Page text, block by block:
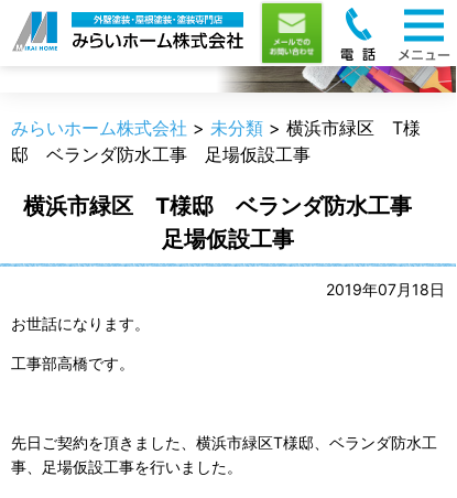
職人のうんちく
みらいホーム株式会社 > 未分類 > 横浜市緑区 T様
邸 ベランダ防水工事 足場仮設工事
横浜市緑区 T様邸 ベランダ防水工事
足場仮設工事
2019年07月18日
お世話になります。
工事部高橋です。
先日ご契約を頂きました、横浜市緑区T様邸、ベランダ防水工
事、足場仮設工事を行いました。